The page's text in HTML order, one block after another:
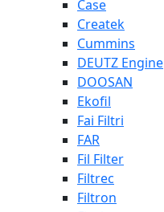
Case
Createk
Cummins
DEUTZ Engine
DOOSAN
Ekofil
Fai Filtri
FAR
Fil Filter
Filtrec
Filtron